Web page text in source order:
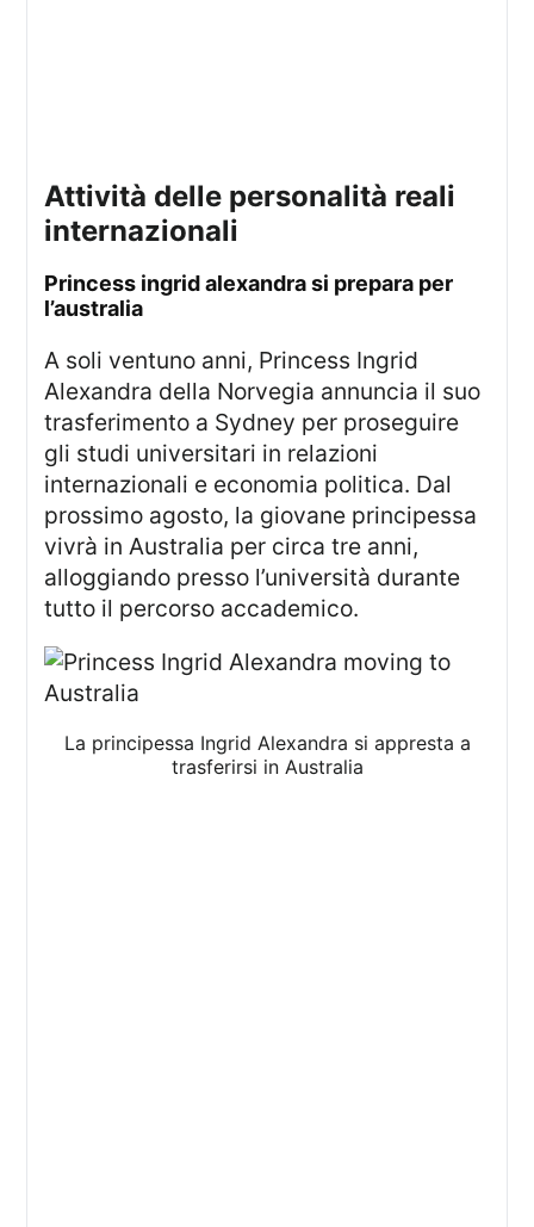
attività delle personalità reali
internazionali
princess ingrid alexandra si prepara per
l’australia
A soli ventuno anni, Princess Ingrid
Alexandra della Norvegia annuncia il suo
trasferimento a Sydney per proseguire
gli studi universitari in relazioni
internazionali e economia politica. Dal
prossimo agosto, la giovane principessa
vivrà in Australia per circa tre anni,
alloggiando presso l’università durante
tutto il percorso accademico.
La principessa Ingrid Alexandra si appresta a
trasferirsi in Australia